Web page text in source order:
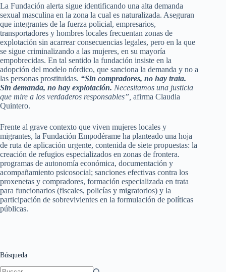
La Fundación alerta sigue identificando una alta demanda
sexual masculina en la zona la cual es naturalizada. Aseguran
que integrantes de la fuerza policial, empresarios,
transportadores y hombres locales frecuentan zonas de
explotación sin acarrear consecuencias legales, pero en la que
se sigue criminalizando a las mujeres, en su mayoría
empobrecidas. En tal sentido la fundación insiste en la
adopción del modelo nórdico, que sanciona la demanda y no a
las personas prostituidas. “Sin compradores, no hay trata.
Sin demanda, no hay explotación. Necesitamos una justicia
que mire a los verdaderos responsables”, afirma Claudia
Quintero.
Frente al grave contexto que viven mujeres locales y
migrantes, la Fundación Empodérame ha planteado una hoja
de ruta de aplicación urgente, contenida de siete propuestas: la
creación de refugios especializados en zonas de frontera.
programas de autonomía económica, documentación y
acompañamiento psicosocial; sanciones efectivas contra los
proxenetas y compradores, formación especializada en trata
para funcionarios (fiscales, policías y migratorios) y la
participación de sobrevivientes en la formulación de políticas
públicas.
Búsqueda